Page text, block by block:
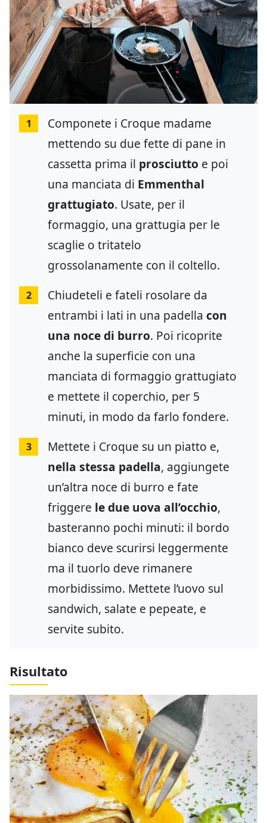
1
Componete i Croque madame
mettendo su due fette di pane in
cassetta prima il prosciutto e poi
una manciata di Emmenthal
grattugiato. Usate, per il
formaggio, una grattugia per le
scaglie o tritatelo
grossolanamente con il coltello.
2
Chiudeteli e fateli rosolare da
entrambi i lati in una padella con
una noce di burro. Poi ricoprite
anche la superficie con una
manciata di formaggio grattugiato
e mettete il coperchio, per 5
minuti, in modo da farlo fondere.
3
Mettete i Croque su un piatto e,
nella stessa padella, aggiungete
un’altra noce di burro e fate
friggere le due uova all’occhio,
basteranno pochi minuti: il bordo
bianco deve scurirsi leggermente
ma il tuorlo deve rimanere
morbidissimo. Mettete l’uovo sul
sandwich, salate e pepeate, e
servite subito.
Risultato